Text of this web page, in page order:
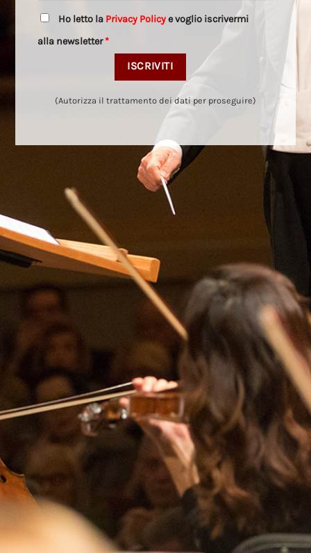
Ho letto la Privacy Policye voglio iscrivermi
alla newsletter*
(Autorizza il trattamento dei dati per proseguire)